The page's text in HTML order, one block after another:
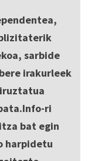
sarbide
irakurleek
ri
bat egin
harpidetu